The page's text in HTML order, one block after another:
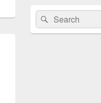
Search
for:
Search